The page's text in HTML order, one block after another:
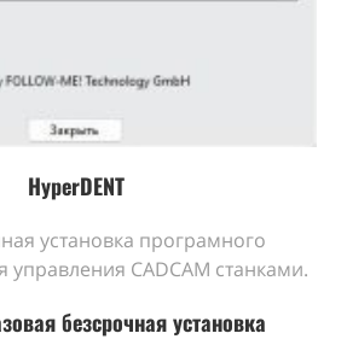
HyperDENT
установка програмного
управления CADCAM станками.
безсрочная установка